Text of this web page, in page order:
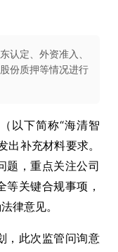
认定、外资准入、
份质押等情况进行
以下简称“海清智
出补充材料要求。
题，重点关注公司
关键合规事项，
律意见。
，此次监管问询意